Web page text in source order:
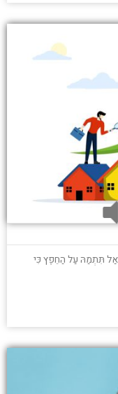
תִּתְמַהּ עַל הַחֵפֶץ כִּי